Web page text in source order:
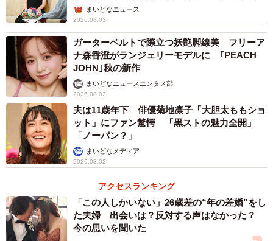
子の部屋】
まいどなニュース
2026.08.03
ガーターベルトで際立つ妖艶脚線美 フリーア
ナ森香澄がランジェリーモデルに ｢PEACH
JOHN｣秋の新作
まいどなニュースエンタメ部
2026.08.02
夫は11歳年下 俳優菊地凛子「大胆太ももショ
ット」にファン驚愕 「黒ストの魅力全開」
「ノーパン？」
まいどなメディア
2026.08.02
アクセスランキング
「この人しかいない」26歳差の“年の差婚”をし
た夫婦 出会いは？反対する声はなかった？
今の思いを聞いた